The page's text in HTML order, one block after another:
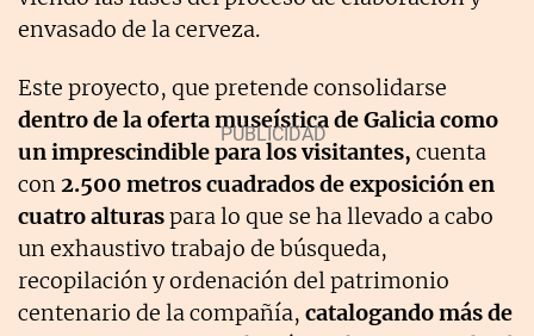
envasado de la cerveza.
Este proyecto, que pretende consolidarse
dentro de la oferta museística de Galicia como
un imprescindible para los visitantes, cuenta
con2.500 metros cuadrados de exposición en
cuatro alturaspara lo que se ha llevado a cabo
un exhaustivo trabajo de búsqueda,
recopilación y ordenación del patrimonio
centenario de la compañía, catalogando más de